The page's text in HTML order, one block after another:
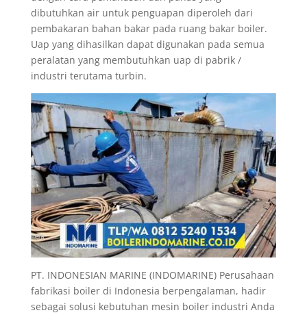
dibutuhkan air untuk penguapan diperoleh dari
pembakaran bahan bakar pada ruang bakar boiler.
Uap yang dihasilkan dapat digunakan pada semua
peralatan yang membutuhkan uap di pabrik /
industri terutama turbin.
PT. INDONESIAN MARINE (INDOMARINE) Perusahaan
fabrikasi boiler di Indonesia berpengalaman, hadir
sebagai solusi kebutuhan mesin boiler industri Anda